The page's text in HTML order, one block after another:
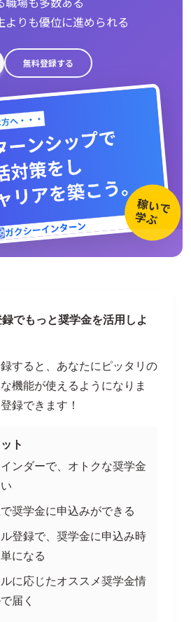
よりも優位に進められる
無料登録する
稼いで
学ぶ
でもっと奨学金を活用しよ
すると、あなたにピッタリの
機能が使えるようになりま
録できます！
ト
ンダーで、オトクな奨学金
奨学金に申込みができる
登録で、奨学金に申込み時
になる
に応じたオススメ奨学金情
届く